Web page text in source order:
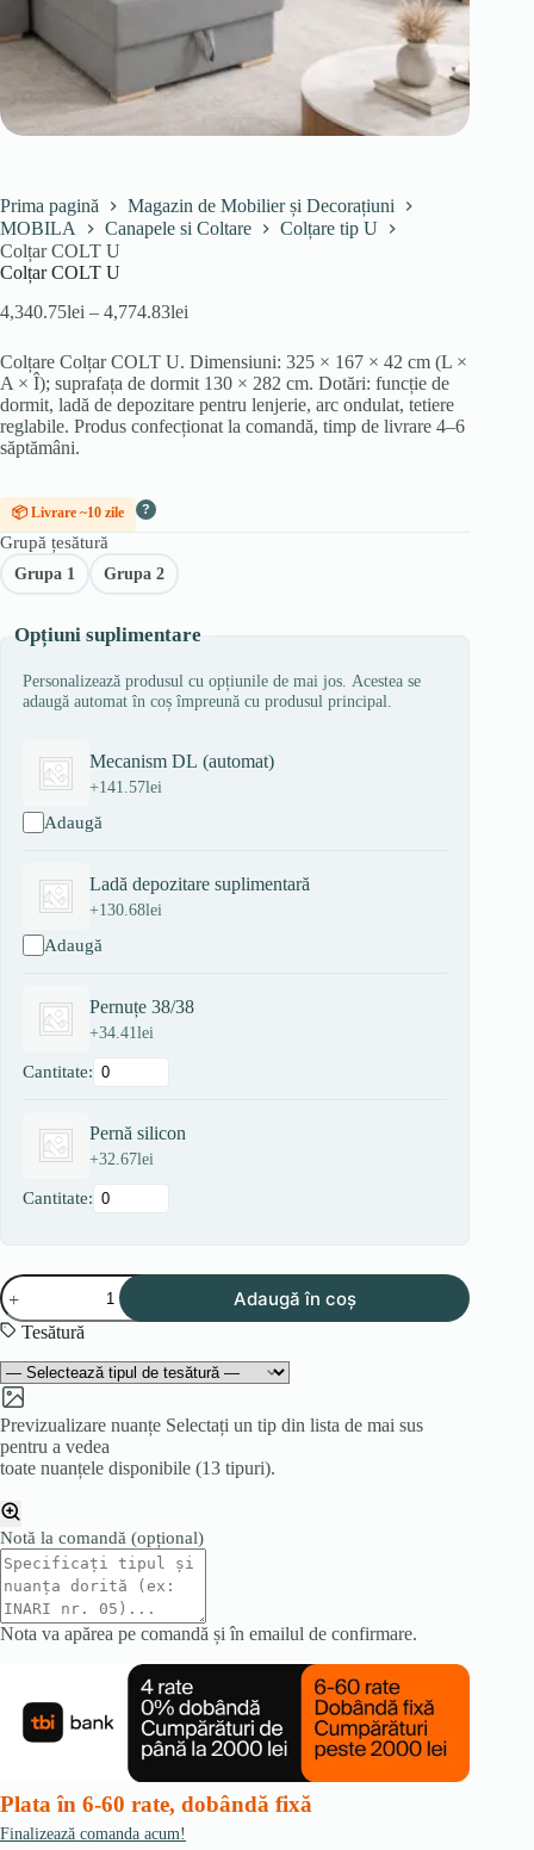
Prima pagină
Magazin de Mobilier și Decorațiuni
MOBILA
Canapele si Coltare
Colțare tip U
Colțar COLT U
Colțar COLT U
4,340.75lei – 4,774.83lei
prețuri:
4,340.75lei
până
la
4,774.83lei
Colțare Colțar COLT U. Dimensiuni: 325 × 167 × 42 cm (L ×
A × Î); suprafața de dormit 130 × 282 cm. Dotări: funcție de
dormit, ladă de depozitare pentru lenjerie, arc ondulat, tetiere
reglabile. Produs confecționat la comandă, timp de livrare 4–6
săptămâni.
📦 Livrare ~10 zile ?
Grupă țesătură
Grupa 1 Grupa 2
Opțiuni suplimentare
Personalizează produsul cu opțiunile de mai jos. Acestea se
adaugă automat în coș împreună cu produsul principal.
Mecanism DL (automat)
+141.57lei
Adaugă
Ladă depozitare suplimentară
+130.68lei
Adaugă
Pernuțe 38/38
+34.41lei
Cantitate:
Pernă silicon
+32.67lei
Cantitate:
Cantitate
Colțar
COLT
U
Adaugă în coș
Tesătură
Previzualizare nuanțe Selectați un tip din lista de mai sus
pentru a vedea
toate nuanțele disponibile (13 tipuri).
Notă la comandă (opțional)
Nota va apărea pe comandă și în emailul de confirmare.
Plata în 6-60 rate, dobândă fixă
Finalizează comanda acum!